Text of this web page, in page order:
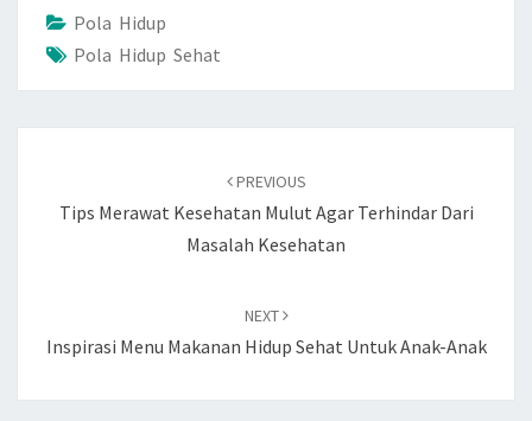
Pola Hidup
Pola Hidup Sehat
PREVIOUS
Tips Merawat Kesehatan Mulut Agar Terhindar Dari
Masalah Kesehatan
NEXT
Inspirasi Menu Makanan Hidup Sehat Untuk Anak-Anak